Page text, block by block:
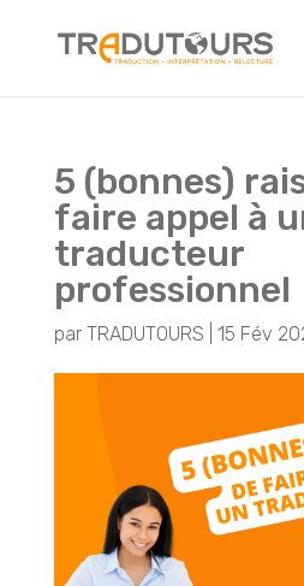
5 (bonnes)
faire appel à
traducteur
professionnel
par TRADUTOURS 15 Fév